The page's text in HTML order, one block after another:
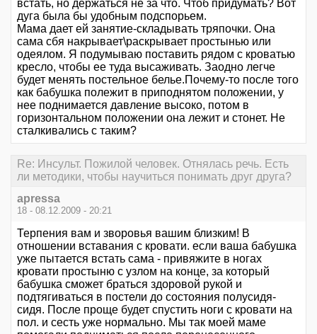
встать, но держаться не за что. Чтоб придумать? Вот
дуга была бы удобным подспорьем.
Мама дает ей занятие-складывать тряпочки. Она
сама сбя накрывает\раскрывает простынью или
одеялом. Я подумываю поставить рядом с кроватью
кресло, чтобы ее туда высаживать. Заодно легче
будет менять постельное белье.Почему-то после того
как бабушка полежит в приподнятом положении, у
нее поднимается давление высоко, потом в
горизонтальном положении она лежит и стонет. Не
сталкивались с таким?
Re: Инсульт. Пожилой человек. Отнялась речь. Есть
ли методики, чтобы научиться понимать друг друга?
apressa
18 - 08.12.2009 - 20:21
Терпения вам и зворовья вашим близким! В
отношении вставания с кровати. если ваша бабушка
уже пытается встать сама - привяжите в ногах
кровати простыню с узлом на конце, за который
бабушка сможет браться здоровой рукой и
подтягиваться в постели до состояния полусидя-
сидя. После проще будет спустить ноги с кровати на
пол. и сесть уже нормально. Мы так моей маме